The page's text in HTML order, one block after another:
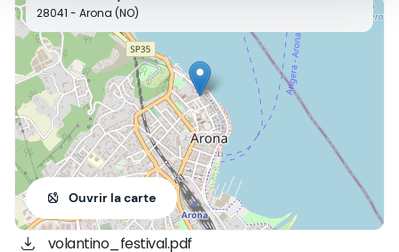
28041 - Arona (NO)
Ouvrir la carte
volantino_festival.pdf